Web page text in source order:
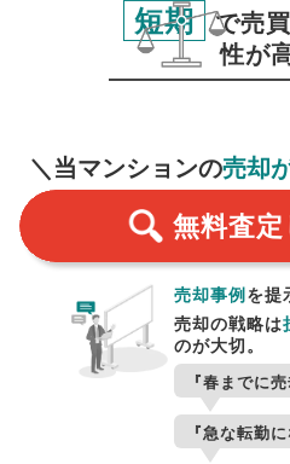
短期
で売
性が
＼当マンションの売却
無料査定
売却事例 を提
売却の戦略は
のが大切。
『春までに
『急な転勤に